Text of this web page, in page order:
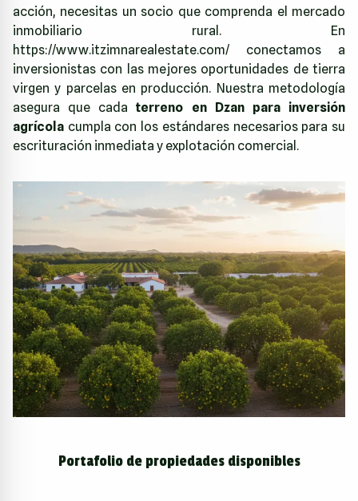
acción, necesitas un socio que comprenda el mercado
inmobiliario rural. En
https://www.itzimnarealestate.com/ conectamos a
inversionistas con las mejores oportunidades de tierra
virgen y parcelas en producción. Nuestra metodología
asegura que cadaterreno en Dzan para inversión
agrícola cumpla con los estándares necesarios para su
escrituración inmediata y explotación comercial.
Portafolio de propiedades disponibles